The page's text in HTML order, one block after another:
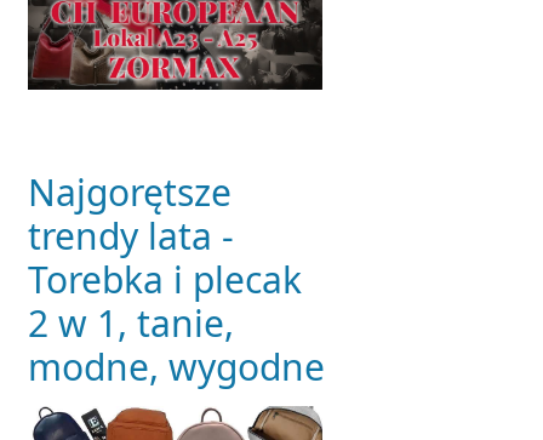
Najgorętsze
trendy lata -
Torebka i plecak
2 w 1, tanie,
modne, wygodne